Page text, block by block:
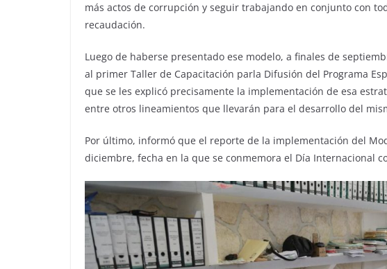
más actos de corrupción y seguir trabajando en conjunto con
recaudación.
Luego de haberse presentado ese modelo, a finales de
al primer Taller de Capacitación parla Difusión del Programa
que se les explicó precisamente la implementación de esa
entre otros lineamientos que llevarán para el desarrollo del
Por último, informó que el reporte de la implementación del
diciembre, fecha en la que se conmemora el Día Internacional